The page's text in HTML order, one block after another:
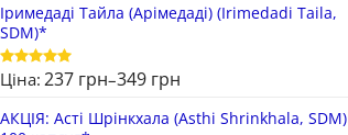
Іримедаді Тайла (Арімедаді) (Irimedadi Taila,
SDM)*
Оцінено в
з 5
Ціна: 237 грн–349 грн
АКЦІЯ: Асті Шрінкхала (Asthi Shrinkhala, SDM)